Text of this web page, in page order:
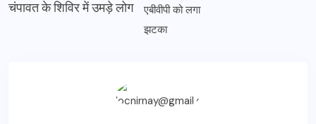
चंपावत के शिविर में उमड़े लोग